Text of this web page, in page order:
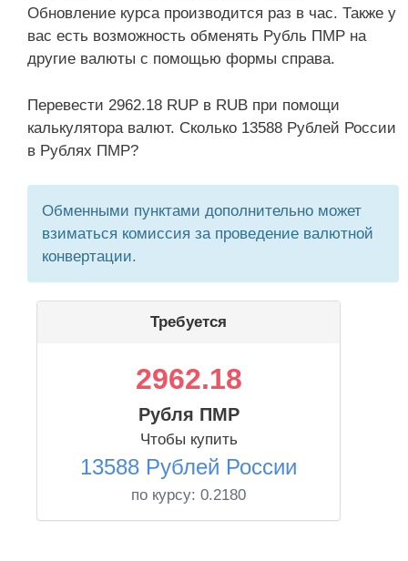
Обновление курса производится раз в час. Также у
вас есть возможность обменять Рубль ПМР на
другие валюты с помощью формы справа.
Перевести 2962.18 RUP в RUB при помощи
калькулятора валют. Сколько 13588 Рублей России
в Рублях ПМР?
Обменными пунктами дополнительно может
взиматься комиссия за проведение валютной
конвертации.
Требуется
2962.18
Рубля ПМР
Чтобы купить
13588 Рублей России
по курсу: 0.2180